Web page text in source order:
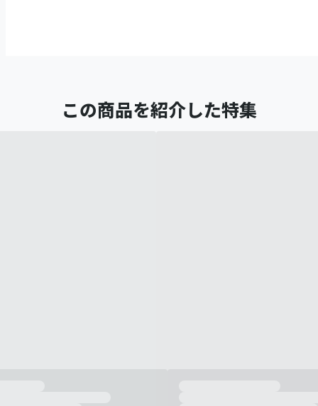
この商品を紹介した特集